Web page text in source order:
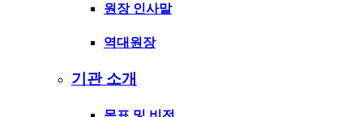
원장 인사말
역대원장
기관 소개